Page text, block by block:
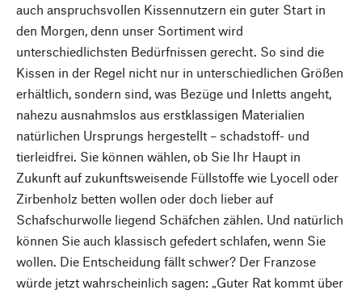
auch anspruchsvollen Kissennutzern ein guter Start in
den Morgen, denn unser Sortiment wird
unterschiedlichsten Bedürfnissen gerecht. So sind die
Kissen in der Regel nicht nur in unterschiedlichen Größen
erhältlich, sondern sind, was Bezüge und Inletts angeht,
nahezu ausnahmslos aus erstklassigen Materialien
natürlichen Ursprungs hergestellt – schadstoff- und
tierleidfrei. Sie können wählen, ob Sie Ihr Haupt in
Zukunft auf zukunftsweisende Füllstoffe wie Lyocell oder
Zirbenholz betten wollen oder doch lieber auf
Schafschurwolle liegend Schäfchen zählen. Und natürlich
können Sie auch klassisch gefedert schlafen, wenn Sie
wollen. Die Entscheidung fällt schwer? Der Franzose
würde jetzt wahrscheinlich sagen: „Guter Rat kommt über